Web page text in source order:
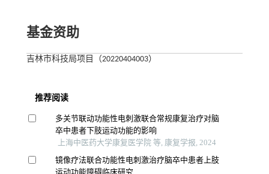
基金资助
吉林市科技局项目（20220404003）